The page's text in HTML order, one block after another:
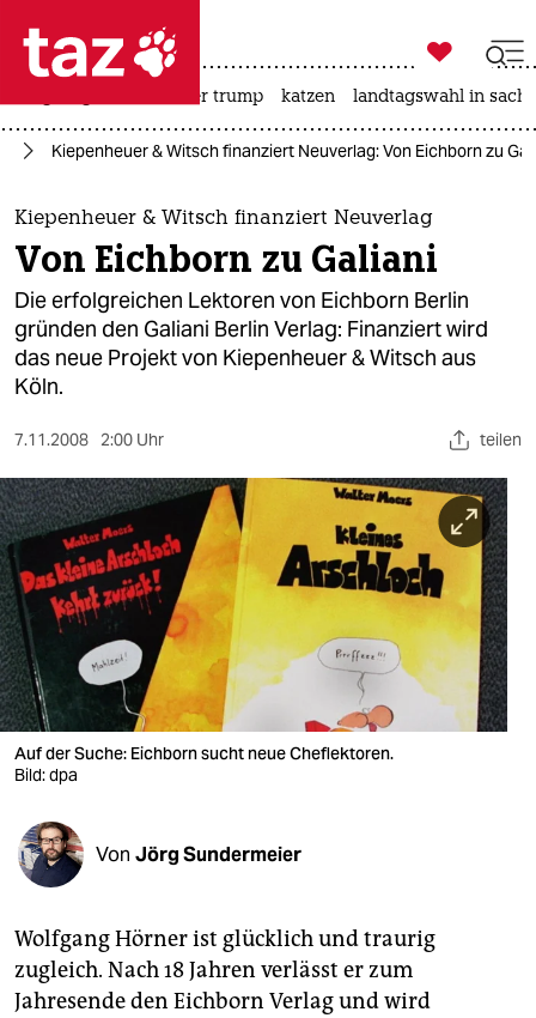
 taz zahl ich
taz zahl ich
themen
politik
öko
gesellschaft
kultur
sport
berlin
nord
wahrheit
verlag
verlag
shop
fragen & hilfe
unterstützen
abo

taz zahl ich
usa unter trump katzen landtagswahl in
Kiepenheuer & Witsch finanziert Neuverlag: Von Eichborn zu
Kiepenheuer & Witsch finanziert Neuverlag
Von Eichborn zu Galiani
Die erfolgreichen Lektoren von Eichborn Berlin
gründen den Galiani Berlin Verlag: Finanziert wird
das neue Projekt von Kiepenheuer & Witsch aus
Köln.
7.11.2008 2:00 Uhr teilen
Auf der Suche: Eichborn sucht neue Cheflektoren.
Bild: dpa
Von Jörg Sundermeier
Wolfgang Hörner ist glücklich und traurig
zugleich. Nach 18 Jahren verlässt er zum
Jahresende den Eichborn Verlag und wird